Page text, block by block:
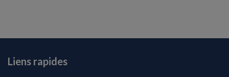
Liens rapides